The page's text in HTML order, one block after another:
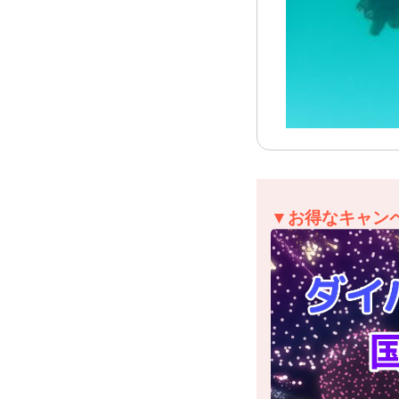
▼お得なキャン